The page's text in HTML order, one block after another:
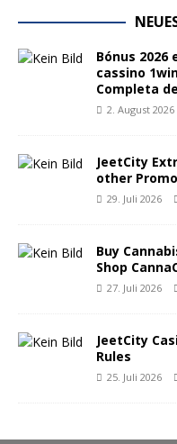
Bónus 2026
cassino
Completa
2. August 2026
JeetCity
other
29. Juli 2026
Buy
Shop
27. Juli 2026
JeetCity
Rules
25. Juli 2026